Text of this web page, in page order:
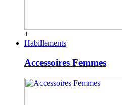
+
Habillements
Accessoires Femmes